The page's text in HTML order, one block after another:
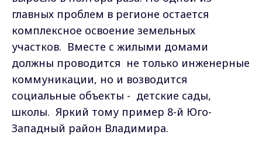
главных проблем в регионе остается
комплексное освоение земельных
участков. Вместе с жилыми домами
должны проводится не только инженерные
коммуникации, но и возводится
социальные объекты - детские сады,
школы. Яркий тому пример 8-й Юго-
Западный район Владимира.